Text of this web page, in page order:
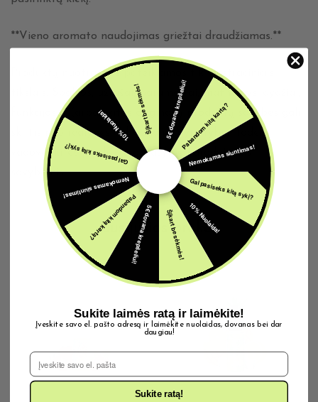
**Vieno aromato naudojimas griežtai draudžiamas.**
Produktų nuotraukos pateikiamos tik iliustraciniais
tikslais. Spalvos, užrašai, parametrai, matmenys, dydžiai,
funkcijos ir (arba) kitos originalių produktų savybės gali
skirtis nuo realybės dėl vizualinių ypatybių, todėl
vadovaukitės produkto aprašyme nurodytomis
savybėmis.
Susijusios prekės
5€ dovana krepšeliui!Pabandom kitą kartą?
Nemokamas siuntimas!
Gal pasiseks kitą sykį?
10% Nuolaida!
Šįkart be sėkmės!
5€ dovana krepšeliui!
Pabandom kitą kartą?
Nemokamas siuntimas!
Gal pasiseks kitą sykį?
10% Nuolaida!Šįkart be sėkmės!
Sukite laimės ratą ir laimėkite!
Įveskite savo el. pašto adresą ir laimėkite nuolaidas, dovanas bei dar
daugiau!
El. Pašto adresas
Sukite ratą!